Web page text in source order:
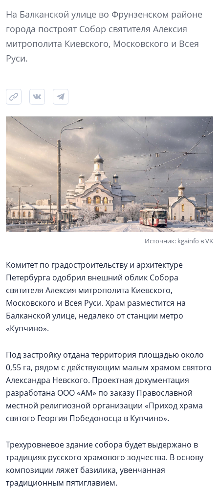
На Балканской улице во Фрунзенском районе
города построят Собор святителя Алексия
митрополита Киевского, Московского и Всея
Руси.
Источник: kgainfo в VK
Комитет по градостроительству и архитектуре
Петербурга одобрил внешний облик Собора
святителя Алексия митрополита Киевского,
Московского и Всея Руси. Храм разместится на
Балканской улице, недалеко от станции метро
«Купчино».
Под застройку отдана территория площадью около
0,55 га, рядом с действующим малым храмом святого
Александра Невского. Проектная документация
разработана ООО «АМ» по заказу Православной
местной религиозной организации «Приход храма
святого Георгия Победоносца в Купчино».
Трехуровневое здание собора будет выдержано в
традициях русского храмового зодчества. В основу
композиции ляжет базилика, увенчанная
традиционным пятиглавием.